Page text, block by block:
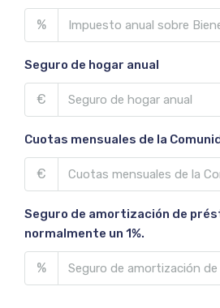
%
Seguro de hogar anual
€
Cuotas mensuales de la
€
Seguro de amortización de
normalmente un 1%.
%